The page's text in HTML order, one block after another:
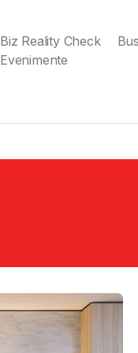
Biz Reality Check
Evenimente